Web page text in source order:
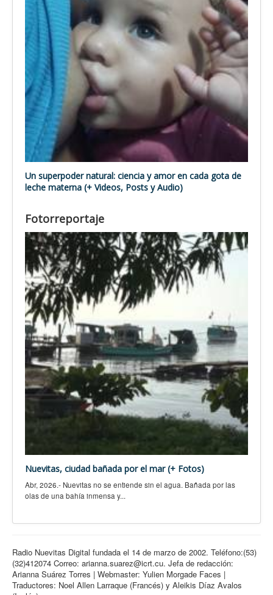
Un superpoder natural: ciencia y amor en cada gota de
leche materna (+ Videos, Posts y Audio)
Fotorreportaje
Nuevitas, ciudad bañada por el mar (+ Fotos)
Abr, 2026.- Nuevitas no se entiende sin el agua. Bañada por las
olas de una bahía inmensa y...
Radio Nuevitas Digital fundada el 14 de marzo de 2002. Teléfono:(53)
(32)412074 Correo: arianna.suarez@icrt.cu. Jefa de redacción:
Arianna Suárez Torres | Webmaster: Yulien Morgade Faces |
Traductores: Noel Allen Larraque (Francés) y Aleikis Díaz Avalos